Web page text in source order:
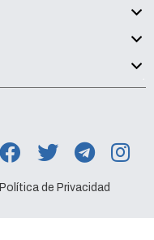
Política de Privacidad